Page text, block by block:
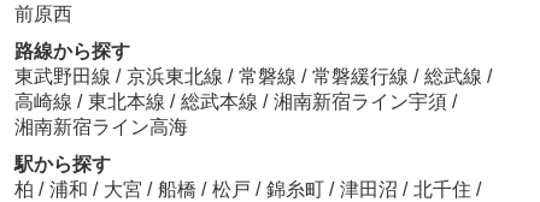
前原西
路線から探す
東武野田線 / 京浜東北線 / 常磐線 / 常磐緩行線 / 総武線 /
高崎線 / 東北本線 / 総武本線 / 湘南新宿ライン宇須 /
湘南新宿ライン高海
駅から探す
柏 / 浦和 / 大宮 / 船橋 / 松戸 / 錦糸町 / 津田沼 / 北千住 /